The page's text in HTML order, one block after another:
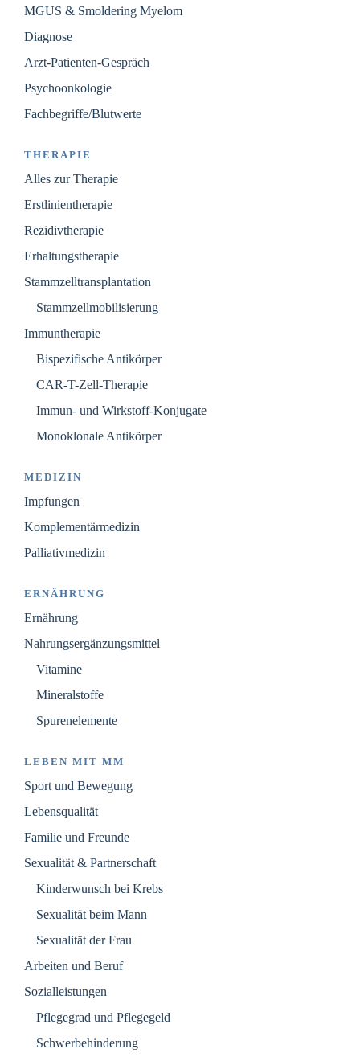
MGUS & Smoldering Myelom
Diagnose
Arzt-Patienten-Gespräch
Psychoonkologie
Fachbegriffe/Blutwerte
THERAPIE
Alles zur Therapie
Erstlinientherapie
Rezidivtherapie
Erhaltungstherapie
Stammzelltransplantation
Stammzellmobilisierung
Immuntherapie
Bispezifische Antikörper
CAR-T-Zell-Therapie
Immun- und Wirkstoff-Konjugate
Monoklonale Antikörper
MEDIZIN
Impfungen
Komplementärmedizin
Palliativmedizin
ERNÄHRUNG
Ernährung
Nahrungsergänzungsmittel
Vitamine
Mineralstoffe
Spurenelemente
LEBEN MIT MM
Sport und Bewegung
Lebensqualität
Familie und Freunde
Sexualität & Partnerschaft
Kinderwunsch bei Krebs
Sexualität beim Mann
Sexualität der Frau
Arbeiten und Beruf
Sozialleistungen
Pflegegrad und Pflegegeld
Schwerbehinderung